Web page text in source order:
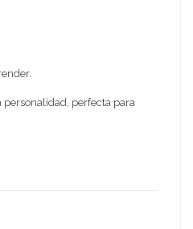
perfecta para